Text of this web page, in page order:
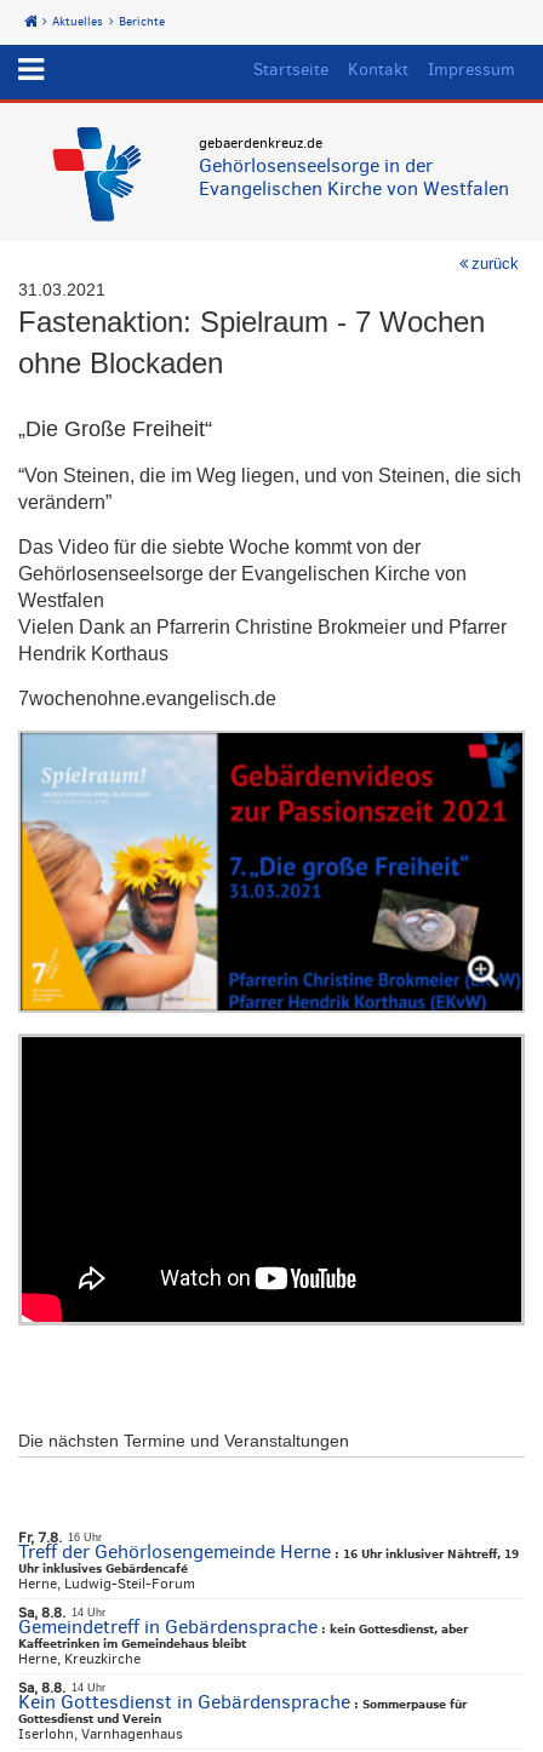
Start
Aktuelles Berichte
Startseite Kontakt Impressum
gebaerdenkreuz.de
Gehörlosenseelsorge in der
Evangelischen Kirche von Westfalen
zurück
31.03.2021
Fastenaktion: Spielraum - 7 Wochen
ohne Blockaden
„Die Große Freiheit“
“Von Steinen, die im Weg liegen, und von Steinen, die sich
verändern”
Das Video für die siebte Woche kommt von der
Gehörlosenseelsorge der Evangelischen Kirche von
Westfalen
Vielen Dank an Pfarrerin Christine Brokmeier und Pfarrer
Hendrik Korthaus
7wochenohne.evangelisch.de
Die nächsten Termine und Veranstaltungen
Fr, 7.8. 16 Uhr
Treff der Gehörlosengemeinde Herne : 16 Uhr inklusiver Nähtreff, 19
Uhr inklusives Gebärdencafé
Herne, Ludwig-Steil-Forum
Sa, 8.8. 14 Uhr
Gemeindetreff in Gebärdensprache : kein Gottesdienst, aber
Kaffeetrinken im Gemeindehaus bleibt
Herne, Kreuzkirche
Sa, 8.8. 14 Uhr
Kein Gottesdienst in Gebärdensprache : Sommerpause für
Gottesdienst und Verein
Iserlohn, Varnhagenhaus